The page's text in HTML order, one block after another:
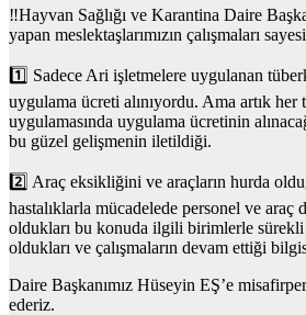
‼️Hayvan Sağlığı ve Karantina Daire
yapan meslektaşlarımızın çalışmaları
1️⃣ Sadece Ari işletmelere uygulanan
uygulama ücreti alınıyordu. Ama artık
uygulamasında uygulama ücretinin
bu güzel gelişmenin iletildiği.
2️⃣ Araç eksikliğini ve araçların hurda
hastalıklarla mücadelede personel ve araç
oldukları bu konuda ilgili birimlerle
oldukları ve çalışmaların devam ettiği
Daire Başkanımız Hüseyin EŞ’e
ederiz.